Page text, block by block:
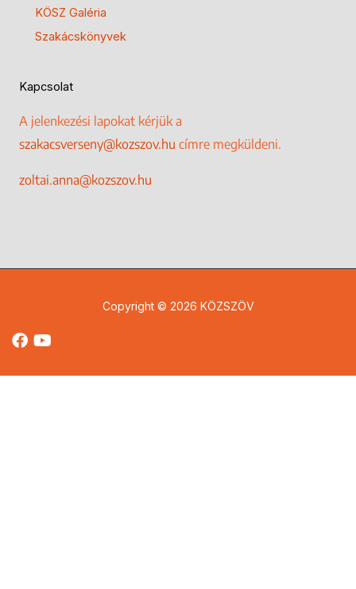
KÖSZ Galéria
Szakácskönyvek
Kapcsolat
A jelenkezési lapokat kérjük a
szakacsverseny@kozszov.hu címre megküldeni.
zoltai.anna@kozszov.hu
Copyright © 2026 KÖZSZÖV